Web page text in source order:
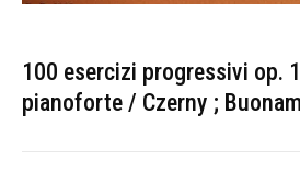
100 esercizi progressivi op.
pianoforte / Czerny ;